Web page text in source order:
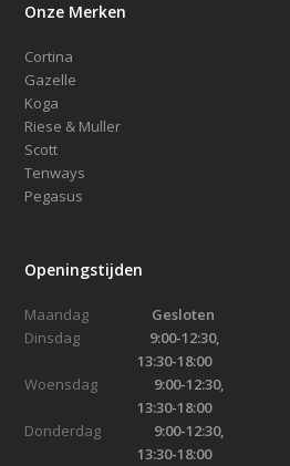
Onze Merken
Cortina
Gazelle
Koga
Riese & Muller
Scott
Tenways
Pegasus
Openingstijden
Maandag Gesloten
Dinsdag 9:00-12:30,
13:30-18:00
Woensdag
9:00-12:30,
13:30-18:00
Donderdag 9:00-12:30,
13:30-18:00